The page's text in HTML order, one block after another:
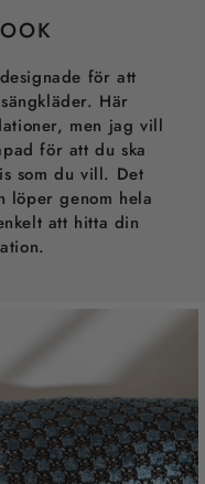
för att
Här
men jag vill
för att du ska
som du vill. Det
löper genom hela
att hitta din